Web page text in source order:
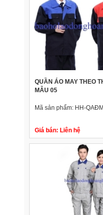
QUẦN ÁO MAY THEO
MẪU 05
Mã sản phẩm: HH-
Giá bán: Liên hệ